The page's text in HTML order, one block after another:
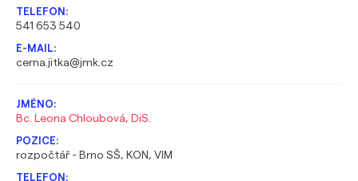
541 653 540
cerna.jitka@jmk.cz
Bc. Leona Chloubová, DiS.
rozpočtář - Brno SŠ, KON, VIM